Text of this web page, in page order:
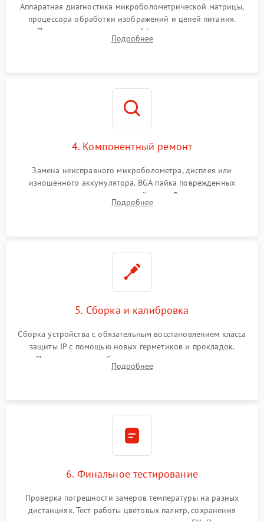
Аппаратная диагностика микроболометрической матрицы,
процессора обработки изображений и цепей питания.
Проверка целостности шлейфов, модуля памяти и
интерфейсов связи. Выявление сгоревших SMD-компонентов
Подробнее
4. Компонентный ремонт
Замена неисправного микроболометра, дисплея или
изношенного аккумулятора. BGA-пайка поврежденных
контроллеров на материнской плате. Восстановление
разъемов и кнопок, замена поврежденных элементов
Подробнее
5. Сборка и калибровка
Сборка устройства с обязательным восстановлением класса
защиты IP с помощью новых герметиков и прокладок.
Программная калибровка матрицы по эталонному
абсолютно черному телу для точного измерения температур.
Подробнее
6. Финальное тестирование
Проверка погрешности замеров температуры на разных
дистанциях. Тест работы цветовых палитр, сохранения